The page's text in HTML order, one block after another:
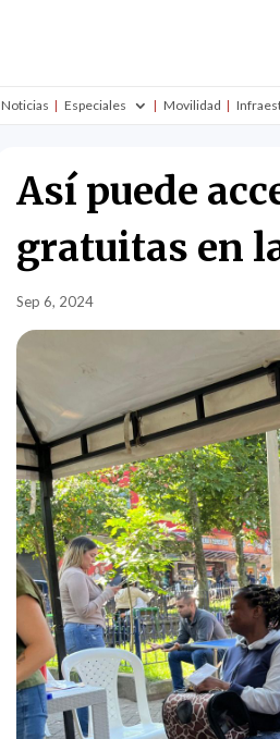
Noticias Especiales Movilidad
Así puede
gratuitas en
Sep 6, 2024